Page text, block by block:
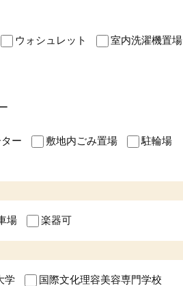
ウォシュレット 室内洗濯機置場
ー 敷地内ごみ置場
駐輪場
場 楽器可
学 国際文化理容美容専門学校